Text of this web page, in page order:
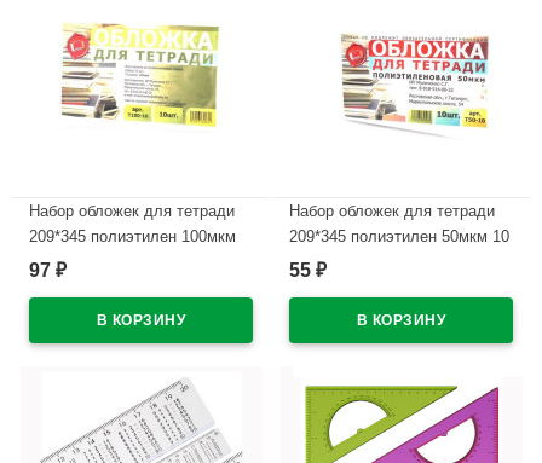
Набор обложек для тетради
209*345 полиэтилен 100мкм
10 штук в наборе арт Т100-10
97 ₽
Набор обложек для тетради
209*345 полиэтилен 50мкм 10
штук в наборе арт Т50-10
55 ₽